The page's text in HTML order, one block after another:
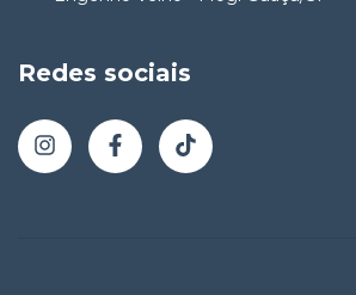
Redes sociais